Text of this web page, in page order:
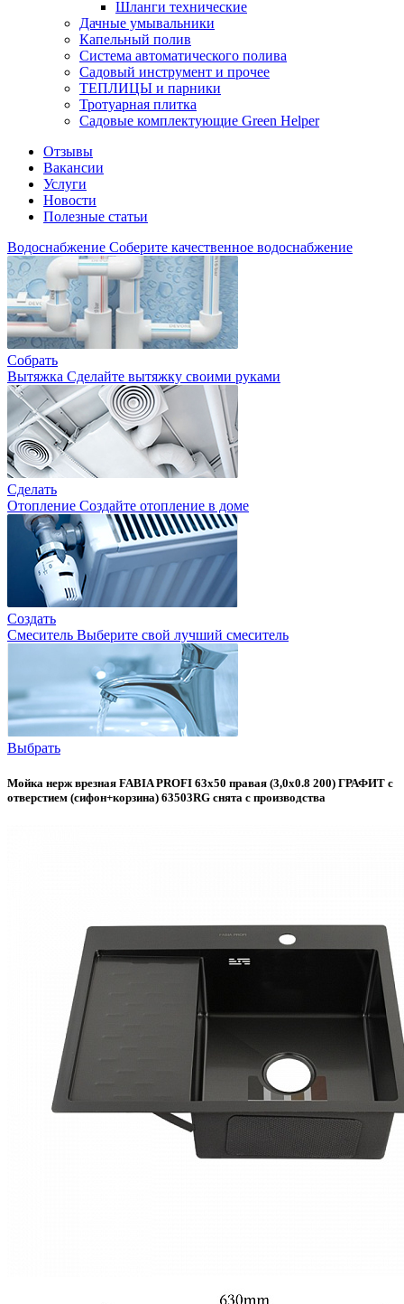
Шланги технические
Дачные умывальники
Капельный полив
Система автоматического полива
Садовый инструмент и прочее
ТЕПЛИЦЫ и парники
Тротуарная плитка
Садовые комплектующие Green Helper
Отзывы
Вакансии
Услуги
Новости
Полезные статьи
Водоснабжение Соберите качественное водоснабжение
Собрать
Вытяжка Сделайте вытяжку своими руками
Сделать
Отопление Создайте отопление в доме
Создать
Смеситель Выберите свой лучший смеситель
Выбрать
Мойка нерж врезная FABIA PROFI 63х50 правая (3,0х0.8 200) ГРАФИТ с
отверстием (сифон+корзина) 63503RG снята с производства